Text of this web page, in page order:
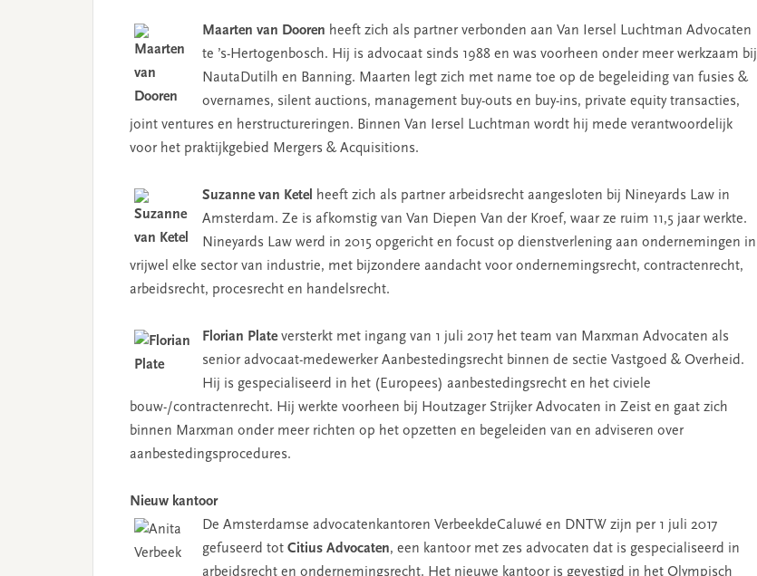
Maarten van Dooren heeft zich als partner verbonden aan Van Iersel Luchtman Advocaten
te ’s-Hertogenbosch. Hij is advocaat sinds 1988 en was voorheen onder meer werkzaam bij
NautaDutilh en Banning. Maarten legt zich met name toe op de begeleiding van fusies &
overnames, silent auctions, management buy-outs en buy-ins, private equity transacties,
joint ventures en herstructureringen. Binnen Van Iersel Luchtman wordt hij mede verantwoordelijk
voor het praktijkgebied Mergers & Acquisitions.
Suzanne van Ketel heeft zich als partner arbeidsrecht aangesloten bij Nineyards Law in
Amsterdam. Ze is afkomstig van Van Diepen Van der Kroef, waar ze ruim 11,5 jaar werkte.
Nineyards Law werd in 2015 opgericht en focust op dienstverlening aan ondernemingen in
vrijwel elke sector van industrie, met bijzondere aandacht voor ondernemingsrecht, contractenrecht,
arbeidsrecht, procesrecht en handelsrecht.
Florian Plateversterkt met ingang van 1 juli 2017 het team van Marxman Advocaten als
senior advocaat-medewerker Aanbestedingsrecht binnen de sectie Vastgoed & Overheid.
Hij is gespecialiseerd in het (Europees) aanbestedingsrecht en het civiele
bouw-/contractenrecht. Hij werkte voorheen bij Houtzager Strijker Advocaten in Zeist en gaat zich
binnen Marxman onder meer richten op het opzetten en begeleiden van en adviseren over
aanbestedingsprocedures.
Nieuw kantoor
De Amsterdamse advocatenkantoren VerbeekdeCaluwé en DNTW zijn per 1 juli 2017
gefuseerd tot Citius Advocaten, een kantoor met zes advocaten dat is gespecialiseerd in
arbeidsrecht en ondernemingsrecht. Het nieuwe kantoor is gevestigd in het Olympisch